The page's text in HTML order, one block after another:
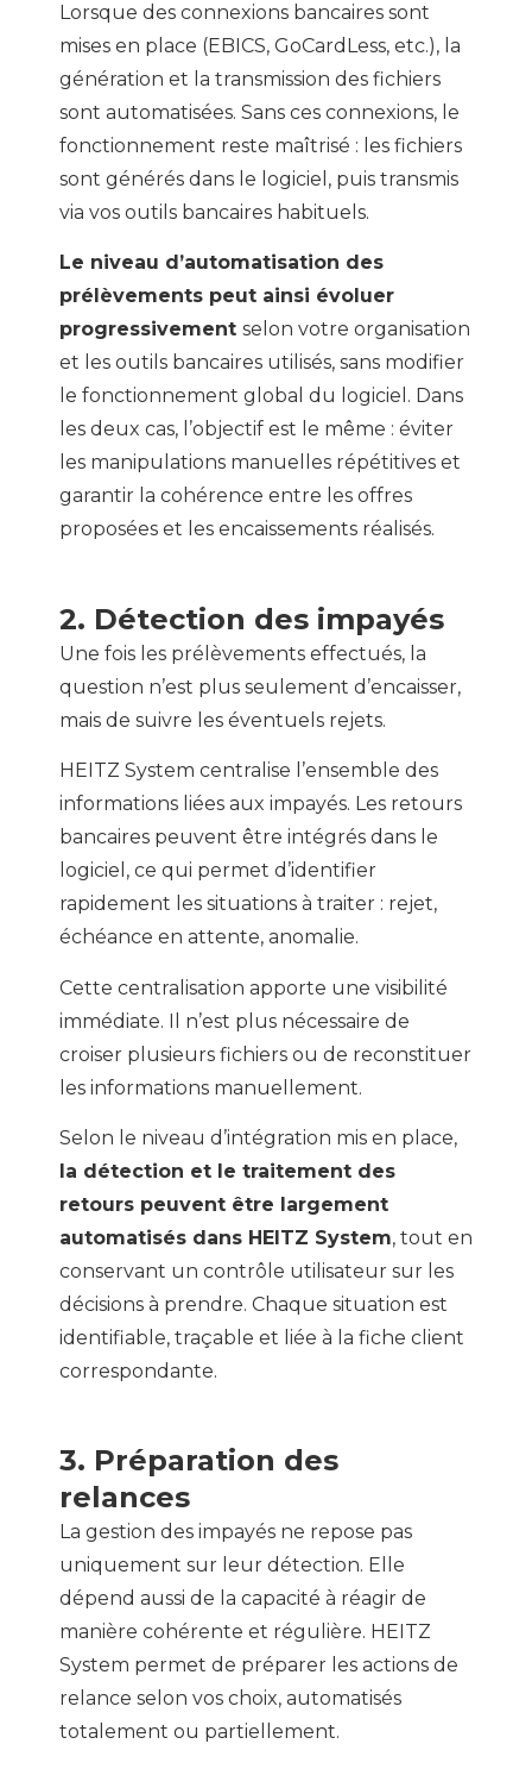
Lorsque des connexions bancaires sont
mises en place (EBICS, GoCardLess, etc.), la
génération et la transmission des fichiers
sont automatisées. Sans ces connexions, le
fonctionnement reste maîtrisé : les fichiers
sont générés dans le logiciel, puis transmis
via vos outils bancaires habituels.
Le niveau d’automatisation des
prélèvements peut ainsi évoluer
progressivement selon votre organisation
et les outils bancaires utilisés, sans modifier
le fonctionnement global du logiciel. Dans
les deux cas, l’objectif est le même : éviter
les manipulations manuelles répétitives et
garantir la cohérence entre les offres
proposées et les encaissements réalisés.
2. Détection des impayés
Une fois les prélèvements effectués, la
question n’est plus seulement d’encaisser,
mais de suivre les éventuels rejets.
HEITZ System centralise l’ensemble des
informations liées aux impayés. Les retours
bancaires peuvent être intégrés dans le
logiciel, ce qui permet d’identifier
rapidement les situations à traiter : rejet,
échéance en attente, anomalie.
Cette centralisation apporte une visibilité
immédiate. Il n’est plus nécessaire de
croiser plusieurs fichiers ou de reconstituer
les informations manuellement.
Selon le niveau d’intégration mis en place,
la détection et le traitement des
retours peuvent être largement
automatisés dans HEITZ System, tout en
conservant un contrôle utilisateur sur les
décisions à prendre. Chaque situation est
identifiable, traçable et liée à la fiche client
correspondante.
3. Préparation des
relances
La gestion des impayés ne repose pas
uniquement sur leur détection. Elle
dépend aussi de la capacité à réagir de
manière cohérente et régulière. HEITZ
System permet de préparer les actions de
relance selon vos choix, automatisés
totalement ou partiellement.